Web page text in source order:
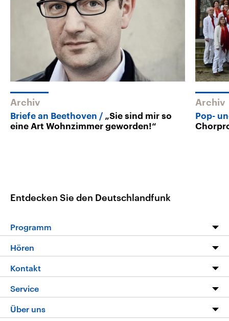
Archiv
Briefe an Beethoven
„Sie sind mir so
eine Art Wohnzimmer geworden!“
Archiv
Pop-
Entdecken Sie den Deutschlandfunk
Programm
Programm
Die Nachrichten
Nachrichtenleicht
Neue Beiträge auf dlf.de
Hören
Livestream
Podcasts
Deutschlandfunk App
Kontakt
Hörerservice
Service
FAQ
Über uns